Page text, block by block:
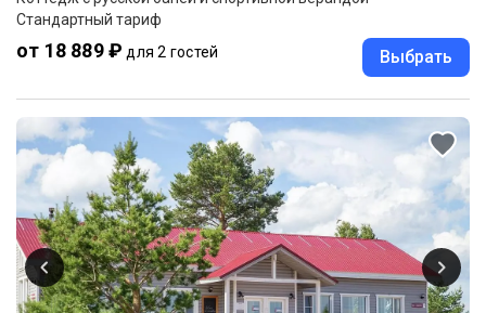
Стандартный тариф
от 18 889 ₽ для 2 гостей Выбрать